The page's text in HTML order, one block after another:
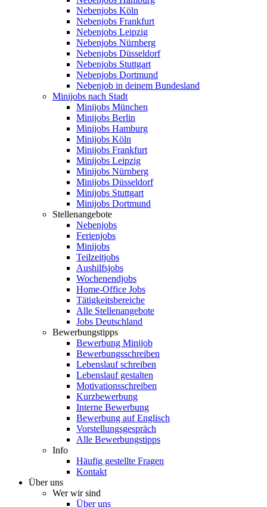
Nebenjobs Köln
Nebenjobs Frankfurt
Nebenjobs Leipzig
Nebenjobs Nürnberg
Nebenjobs Düsseldorf
Nebenjobs Stuttgart
Nebenjobs Dortmund
Nebenjob in deinem Bundesland
Minijobs nach Stadt
Minijobs München
Minijobs Berlin
Minijobs Hamburg
Minijobs Köln
Minijobs Frankfurt
Minijobs Leipzig
Minijobs Nürnberg
Minijobs Düsseldorf
Minijobs Stuttgart
Minijobs Dortmund
Stellenangebote
Nebenjobs
Ferienjobs
Minijobs
Teilzeitjobs
Aushilfsjobs
Wochenendjobs
Home-Office Jobs
Tätigkeitsbereiche
Alle Stellenangebote
Jobs Deutschland
Bewerbungstipps
Bewerbung Minijob
Bewerbungsschreiben
Lebenslauf schreiben
Lebenslauf gestalten
Motivationsschreiben
Kurzbewerbung
Interne Bewerbung
Bewerbung auf Englisch
Vorstellungsgespräch
Alle Bewerbungstipps
Info
Häufig gestellte Fragen
Kontakt
Über uns
Wer wir sind
Über uns